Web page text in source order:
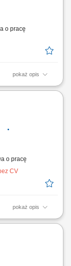
o pracę
pokaż opis
rurowe,
Czytanie
o pracę
CV
pokaż opis
sanitarnych
i naprawa